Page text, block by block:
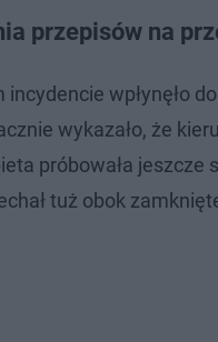
przepisów na
wpłynęło
wykazało, że
próbowała
tuż obok